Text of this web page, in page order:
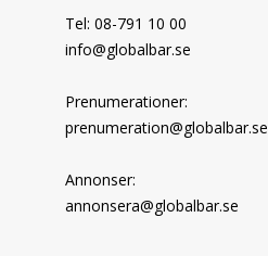
Tel: 08-791 10 00
info@globalbar.se
Prenumerationer:
prenumeration@globalbar.se
Annonser:
annonsera@globalbar.se